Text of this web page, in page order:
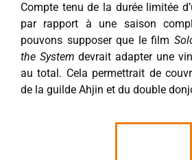
Compte tenu de la durée limitée
par rapport à une saison
pouvons supposer que le film
the System devrait adapter une
au total. Cela permettrait de
de la guilde Ahjin et du double